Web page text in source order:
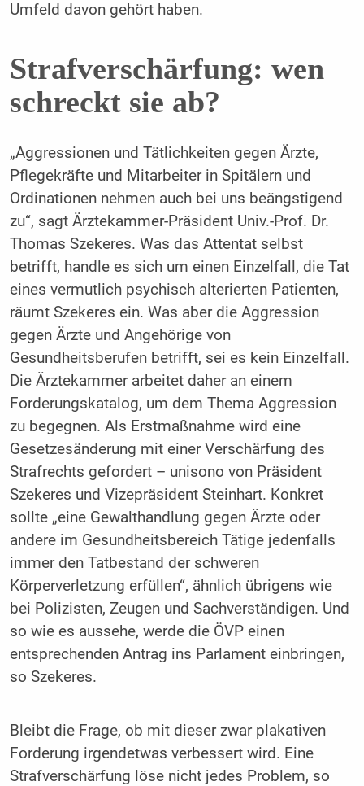
Umfeld davon gehört haben.
Strafverschärfung: wen
schreckt sie ab?
„Aggressionen und Tätlichkeiten gegen Ärzte,
Pflegekräfte und Mitarbeiter in Spitälern und
Ordinationen nehmen auch bei uns beängstigend
zu“, sagt Ärztekammer-Präsident Univ.-Prof. Dr.
Thomas Szekeres. Was das Attentat selbst
betrifft, handle es sich um einen Einzelfall, die Tat
eines vermutlich psychisch alterierten Patienten,
räumt Szekeres ein. Was aber die Aggression
gegen Ärzte und Angehörige von
Gesundheitsberufen betrifft, sei es kein Einzelfall.
Die Ärztekammer arbeitet daher an einem
Forderungskatalog, um dem Thema Aggression
zu begegnen. Als Erstmaßnahme wird eine
Gesetzesänderung mit einer Verschärfung des
Strafrechts gefordert – unisono von Präsident
Szekeres und Vizepräsident Steinhart. Konkret
sollte „eine Gewalthandlung gegen Ärzte oder
andere im Gesundheitsbereich Tätige jedenfalls
immer den Tatbestand der schweren
Körperverletzung erfüllen“, ähnlich übrigens wie
bei Polizisten, Zeugen und Sachverständigen. Und
so wie es aussehe, werde die ÖVP einen
entsprechenden Antrag ins Parlament einbringen,
so Szekeres.
Bleibt die Frage, ob mit dieser zwar plakativen
Forderung irgendetwas verbessert wird. Eine
Strafverschärfung löse nicht jedes Problem, so